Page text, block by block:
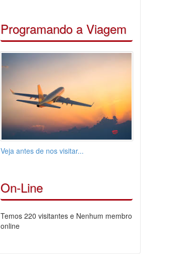
Programando a Viagem
Veja antes de nos visitar...
On-Line
Temos 220 visitantes e Nenhum membro
online